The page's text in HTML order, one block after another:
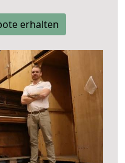
erhalten